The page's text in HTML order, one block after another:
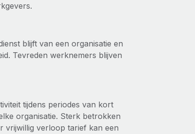
blijft van een organisatie en
Tevreden werknemers blijven
tijdens periodes van kort
organisatie. Sterk betrokken
vrijwillig verloop tarief kan een